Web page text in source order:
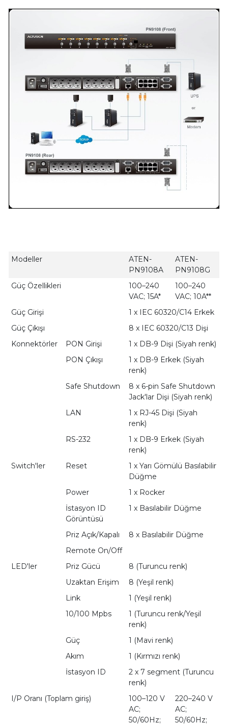
Modeller
ATEN-
PN9108A
ATEN-
PN9108G
Güç Özellikleri
100–240
VAC; 15A*
100–240
VAC; 10A**
Güç Girişi
1 x IEC 60320/C14 Erkek
Güç Çıkışı
8 x IEC 60320/C13 Dişi
Konnektörler
PON Girişi
1 x DB-9 Dişi (Siyah renk)
PON Çıkışı
1 x DB-9 Erkek (Siyah
renk)
Safe Shutdown
8 x 6-pin Safe Shutdown
Jack'lar Dişi (Siyah renk)
LAN
1 x RJ-45 Dişi (Siyah
renk)
RS-232
1 x DB-9 Erkek (Siyah
renk)
Switch'ler
Reset
1 x Yarı Gömülü Basılabilir
Düğme
Power
1 x Rocker
İstasyon ID
Görüntüsü
1 x Basılabilir Düğme
Priz Açık/Kapalı
8 x Basılabilir Düğme
Remote On/Off
LED'ler
Priz Gücü
8 (Turuncu renk)
Uzaktan Erişim
8 (Yeşil renk)
Link
1 (Yeşil renk)
10/100 Mpbs
1 (Turuncu renk/Yeşil
renk)
Güç
1 (Mavi renk)
Akım
1 (Kırmızı renk)
İstasyon ID
2 x 7 segment (Turuncu
renk)
I/P Oranı (Toplam giriş)
100–120 V
AC;
50/60Hz;
220–240 V
AC;
50/60Hz;